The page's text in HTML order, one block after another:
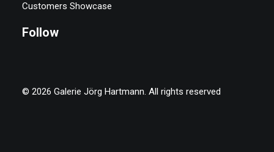
Customers Showcase
Follow
© 2026 Galerie Jörg Hartmann. All rights reserved